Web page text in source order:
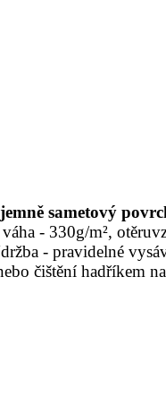
sametový
- 330g/m²,
- pravidelné
čištění hadříkem